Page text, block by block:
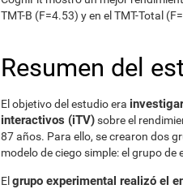
TMT-B (F=4.53) y en el TMT-Total
Resumen del
El objetivo del estudio era
interactivos (iTV)sobre el
87 años. Para ello, se crearon dos
modelo de ciego simple: el grupo
El grupo experimental realizó el